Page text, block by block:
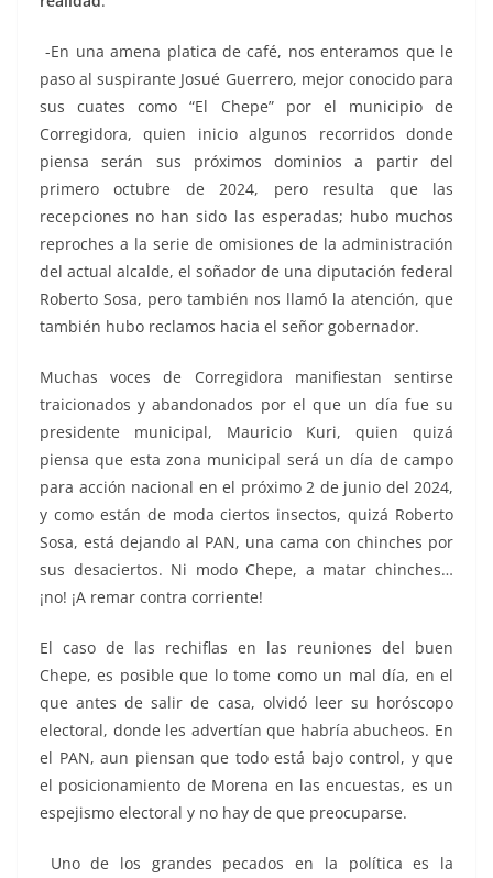
-En una amena platica de café, nos enteramos que le
paso al suspirante Josué Guerrero, mejor conocido para
sus cuates como “El Chepe” por el municipio de
Corregidora, quien inicio algunos recorridos donde
piensa serán sus próximos dominios a partir del
primero octubre de 2024, pero resulta que las
recepciones no han sido las esperadas; hubo muchos
reproches a la serie de omisiones de la administración
del actual alcalde, el soñador de una diputación federal
Roberto Sosa, pero también nos llamó la atención, que
también hubo reclamos hacia el señor gobernador.
Muchas voces de Corregidora manifiestan sentirse
traicionados y abandonados por el que un día fue su
presidente municipal, Mauricio Kuri, quien quizá
piensa que esta zona municipal será un día de campo
para acción nacional en el próximo 2 de junio del 2024,
y como están de moda ciertos insectos, quizá Roberto
Sosa, está dejando al PAN, una cama con chinches por
sus desaciertos. Ni modo Chepe, a matar chinches…
¡no! ¡A remar contra corriente!
El caso de las rechiflas en las reuniones del buen
Chepe, es posible que lo tome como un mal día, en el
que antes de salir de casa, olvidó leer su horóscopo
electoral, donde les advertían que habría abucheos. En
el PAN, aun piensan que todo está bajo control, y que
el posicionamiento de Morena en las encuestas, es un
espejismo electoral y no hay de que preocuparse.
Uno de los grandes pecados en la política es la